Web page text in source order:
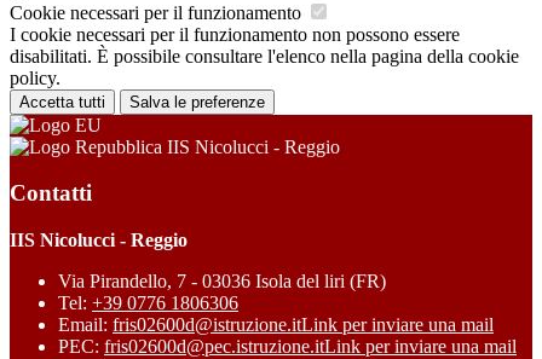
Cookie necessari per il funzionamento
I cookie necessari per il funzionamento non possono essere
disabilitati. È possibile consultare l'elenco nella pagina della cookie
policy.
Accetta tutti Salva le preferenze
IIS Nicolucci - Reggio
Contatti
IIS Nicolucci - Reggio
Via Pirandello, 7 - 03036 Isola del liri (FR)
Tel: +39 0776 1806306
Email: fris02600d@istruzione.itLink per inviare una mail
PEC: fris02600d@pec.istruzione.itLink per inviare una mail